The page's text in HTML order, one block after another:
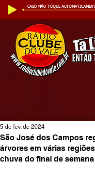
CASO NÃO TOQUE
São José dos Campos
árvores em várias
chuva do final de semana
5 de fev. de 2024